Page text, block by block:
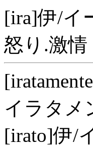
[ira]伊/イ
怒り.激情
イラタメ
[irato]伊/